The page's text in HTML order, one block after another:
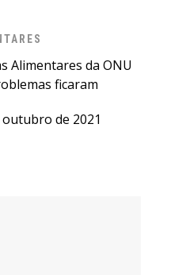
Alimentares da ONU
ficaram
de 2021